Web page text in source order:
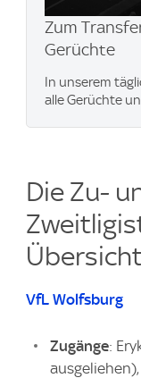
Zum
Gerüchte
In unserem
alle Gerüchte
Die Zu-
VfL Wolfsburg
Zugänge: